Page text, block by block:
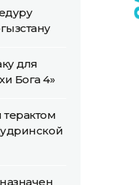
для
Бога 4»